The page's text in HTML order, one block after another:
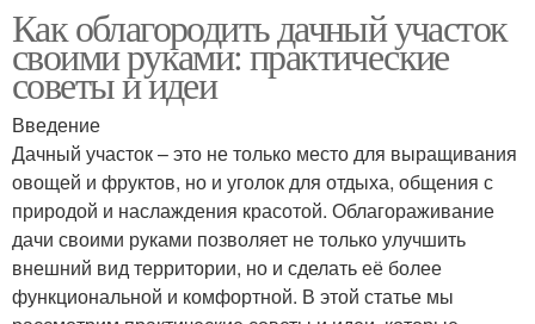
Как облагородить дачный участок
своими руками: практические
советы и идеи
Введение
Дачный участок – это не только место для выращивания
овощей и фруктов, но и уголок для отдыха, общения с
природой и наслаждения красотой. Облагораживание
дачи своими руками позволяет не только улучшить
внешний вид территории, но и сделать её более
функциональной и комфортной. В этой статье мы